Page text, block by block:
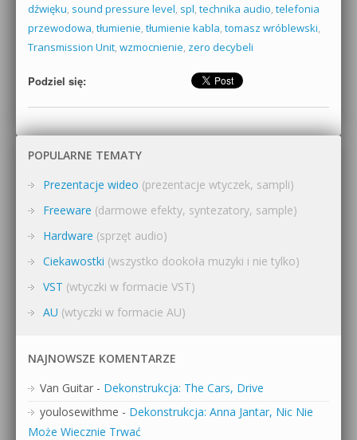
dźwięku, sound pressure level, spl, technika audio, telefonia
przewodowa, tłumienie, tłumienie kabla, tomasz wróblewski,
Transmission Unit, wzmocnienie, zero decybeli
Podziel się:
POPULARNE TEMATY
Prezentacje wideo (prezentacje wtyczek, sampli)
Freeware (darmowe efekty, syntezatory, sample)
Hardware (sprzęt audio)
Ciekawostki (wszystko dookoła muzyki i nie tylko)
VST (wtyczki w formacie VST)
AU (wtyczki w formacie AU)
NAJNOWSZE KOMENTARZE
Van Guitar - Dekonstrukcja: The Cars, Drive
youlosewithme - Dekonstrukcja: Anna Jantar, Nic Nie
Może Wiecznie Trwać